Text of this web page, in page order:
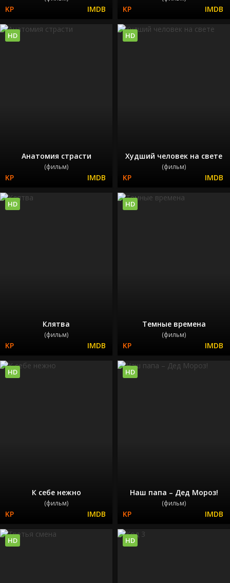
Анатомия страсти
(фильм)
HD
Худший человек на свете
(фильм)
HD
Клятва
(фильм)
HD
Темные времена
(фильм)
HD
К себе нежно
(фильм)
HD
Наш папа – Дед Мороз!
(фильм)
HD
HD HD